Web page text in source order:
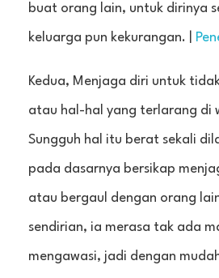
buat orang lain, untuk dirinya
keluarga pun kekurangan. |
Kedua, Menjaga diri untuk
atau hal-hal yang terlarang di
Sungguh hal itu berat sekali
pada dasarnya bersikap
atau bergaul dengan orang
sendirian, ia merasa tak ada
mengawasi, jadi dengan